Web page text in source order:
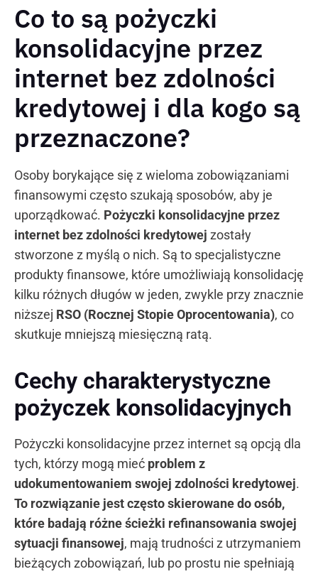
Co to są pożyczki
konsolidacyjne przez
internet bez zdolności
kredytowej i dla kogo są
przeznaczone?
Osoby borykające się z wieloma zobowiązaniami
finansowymi często szukają sposobów, aby je
uporządkować. Pożyczki konsolidacyjne przez
internet bez zdolności kredytowej zostały
stworzone z myślą o nich. Są to specjalistyczne
produkty finansowe, które umożliwiają konsolidację
kilku różnych długów w jeden, zwykle przy znacznie
niższej RSO (Rocznej Stopie Oprocentowania), co
skutkuje mniejszą miesięczną ratą.
Cechy charakterystyczne
pożyczek konsolidacyjnych
Pożyczki konsolidacyjne przez internet są opcją dla
tych, którzy mogą mieć problem z
udokumentowaniem swojej zdolności kredytowej.
To rozwiązanie jest często skierowane do osób,
które badają różne ścieżki refinansowania swojej
sytuacji finansowej, mają trudności z utrzymaniem
bieżących zobowiązań, lub po prostu nie spełniają